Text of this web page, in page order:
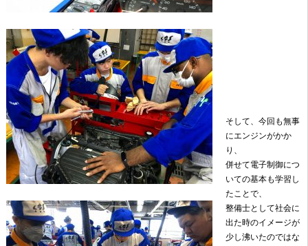
そして、今回も無事
にエンジンがかか
り、
併せて電子制御につ
いての基本も学習し
たことで、
整備士として社会に
出た時のイメージが
少し沸いたのではな